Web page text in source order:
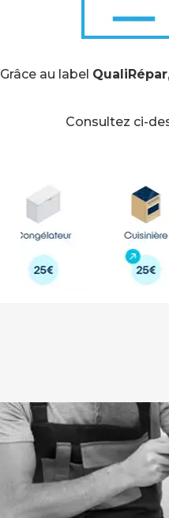
Grâce au label QualiRépar
Consultez ci-